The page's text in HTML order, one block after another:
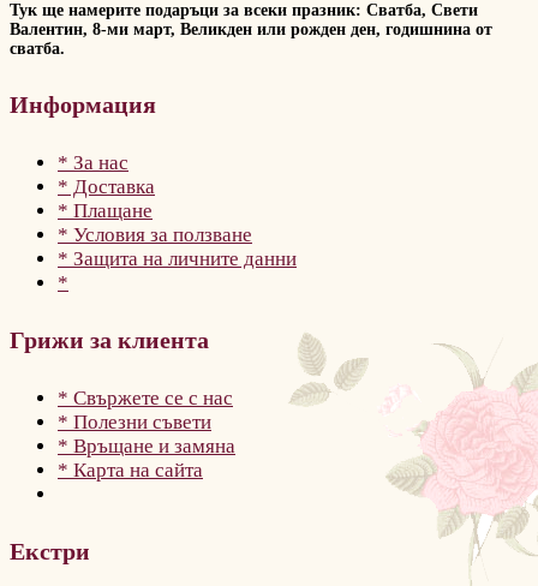
Тук ще намерите подаръци за всеки празник: Сватба, Свети
Валентин, 8-ми март, Великден или рожден ден, годишнина от
сватба.
Информация
* За нас
* Доставка
* Плащане
* Условия за ползване
* Защита на личните данни
*
Грижи за клиента
* Свържете се с нас
* Полезни съвети
* Връщане и замяна
* Карта на сайта
Екстри